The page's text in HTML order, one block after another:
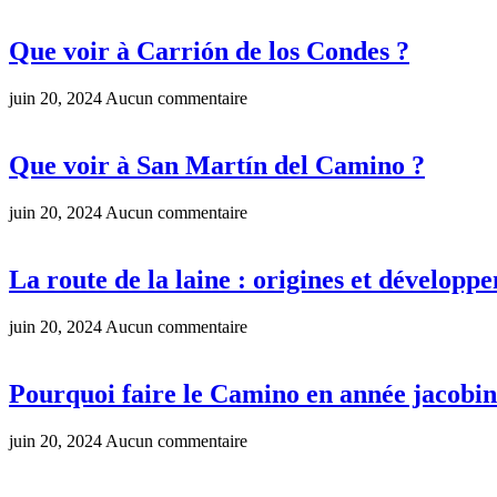
Que voir à Carrión de los Condes ?
juin 20, 2024 Aucun commentaire
Que voir à San Martín del Camino ?
juin 20, 2024 Aucun commentaire
La route de la laine : origines et
juin 20, 2024 Aucun commentaire
Pourquoi faire le Camino en année
juin 20, 2024 Aucun commentaire